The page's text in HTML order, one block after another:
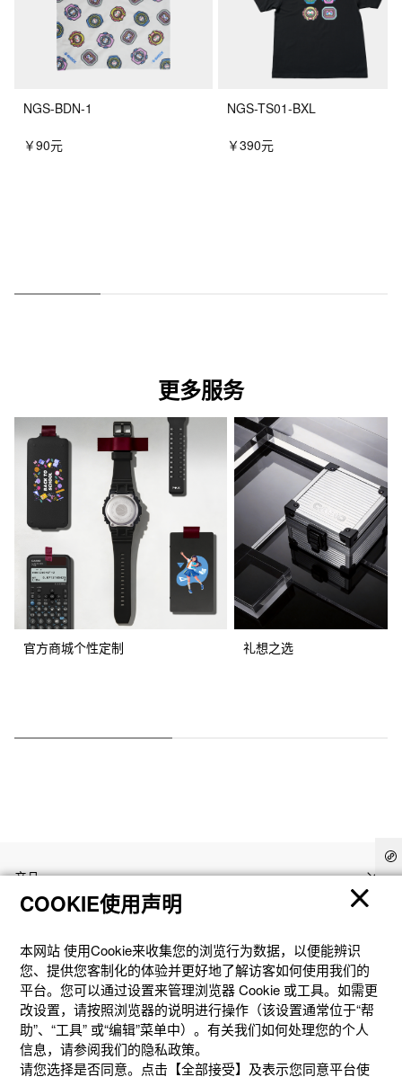
NGS-BDN-1
￥90元
NGS-TS01-BXL
￥390元
更多服务
官方商城个性定制 礼想之选
产品
资讯
社交媒体
COOKIE使用声明
本网站 使⽤Cookie来收集您的浏览⾏为数据，以便能辨识
您、提供您客制化的体验并更好地了解访客如何使⽤我们的
平台。您可以通过设置来管理浏览器 Cookie 或⼯具。如需更
改设置，请按照浏览器的说明进⾏操作（该设置通常位于“帮
助”、“⼯具” 或“编辑”菜单中）。有关我们如何处理您的个⼈
信息，请参阅我们的隐私政策。
请您选择是否同意。点击【全部接受】及表示您同意平台使